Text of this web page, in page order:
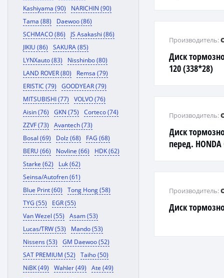
Kashiyama (90)
NARICHIN (90)
Tama (88)
Daewoo (86)
SCHMACO (86)
JS Asakashi (86)
JIKIU (86)
SAKURA (85)
LYNXauto (83)
Nisshinbo (80)
LAND ROVER (80)
Remsa (79)
ERISTIC (79)
GOODYEAR (79)
MITSUBISHI (77)
VOLVO (76)
Aisin (76)
GKN (75)
Corteco (74)
ZZVF (73)
Avantech (73)
Bosal (69)
Dolz (68)
FAG (68)
BERU (66)
Novline (66)
HDK (62)
Starke (62)
Luk (62)
Seinsa/Autofren (61)
Blue Print (60)
Tong Hong (58)
TYG (55)
EGR (55)
Van Wezel (55)
Asam (53)
Lucas/TRW (53)
Mando (53)
Nissens (53)
GM Daewoo (52)
SAT PREMIUM (52)
Taiho (50)
NiBK (49)
Wahler (49)
Ate (49)
Диск
120 (338*28)
Производитель:
Диск
перед.
Производитель:
Диск
Производитель: